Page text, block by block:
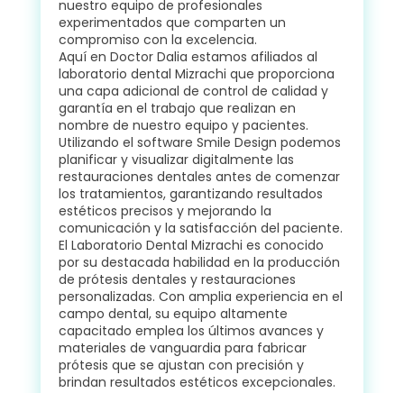
nuestro equipo de profesionales
experimentados que comparten un
compromiso con la excelencia.
Aquí en Doctor Dalia estamos afiliados al
laboratorio dental Mizrachi que proporciona
una capa adicional de control de calidad y
garantía en el trabajo que realizan en
nombre de nuestro equipo y pacientes.
Utilizando el software Smile Design podemos
planificar y visualizar digitalmente las
restauraciones dentales antes de comenzar
los tratamientos, garantizando resultados
estéticos precisos y mejorando la
comunicación y la satisfacción del paciente.
El Laboratorio Dental Mizrachi es conocido
por su destacada habilidad en la producción
de prótesis dentales y restauraciones
personalizadas. Con amplia experiencia en el
campo dental, su equipo altamente
capacitado emplea los últimos avances y
materiales de vanguardia para fabricar
prótesis que se ajustan con precisión y
brindan resultados estéticos excepcionales.